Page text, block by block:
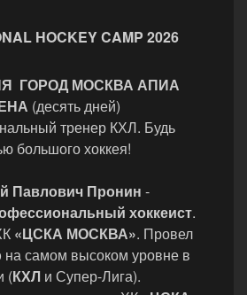
HOCKEY CAMP 2026
ГОРОД МОСКВА АПИА
(десять дней)
тренер КХЛ. Будь
большого хоккея!
Павлович Пронин -
хоккеист.
«ЦСКА МОСКВА». Провел
на самом высоком уровне в
(КХЛи Супер-Лига).